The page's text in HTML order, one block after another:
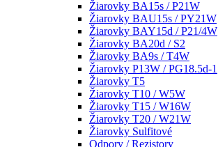
Žiarovky BA15s / P21W
Žiarovky BAU15s / PY21W
Žiarovky BAY15d / P21/4W
Žiarovky BA20d / S2
Žiarovky BA9s / T4W
Žiarovky P13W / PG18.5d-1
Žiarovky T5
Žiarovky T10 / W5W
Žiarovky T15 / W16W
Žiarovky T20 / W21W
Žiarovky Sulfitové
Odpory / Rezistory